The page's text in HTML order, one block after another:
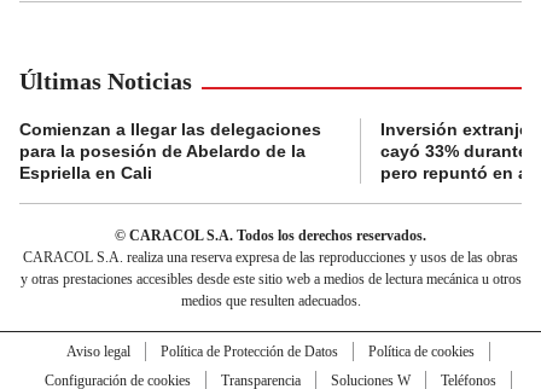
Últimas Noticias
Comienzan a llegar las delegaciones
para la posesión de Abelardo de la
Espriella en Cali
Inversión
cayó 33% durante
pero repuntó en
© CARACOL S.A. Todos los derechos reservados.
CARACOL S.A. realiza una reserva expresa de las reproducciones y usos de las obras
y otras prestaciones accesibles desde este sitio web a medios de lectura mecánica u otros
medios que resulten adecuados.
Aviso legal Política de Protección de Datos
Política de cookies
Configuración de cookies
Transparencia Soluciones W
Teléfonos